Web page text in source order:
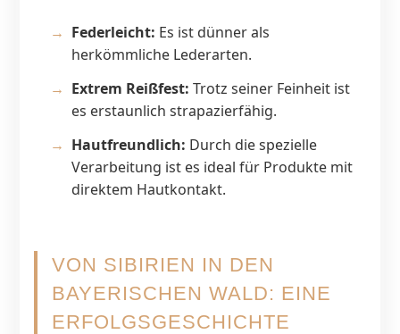
Federleicht: Es ist dünner als
herkömmliche Lederarten.
Extrem Reißfest: Trotz seiner Feinheit ist
es erstaunlich strapazierfähig.
Hautfreundlich: Durch die spezielle
Verarbeitung ist es ideal für Produkte mit
direktem Hautkontakt.
VON SIBIRIEN IN DEN
BAYERISCHEN WALD: EINE
ERFOLGSGESCHICHTE